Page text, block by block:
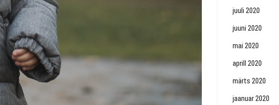
juuli 2020
juuni 2020
mai 2020
aprill 2020
märts 2020
jaanuar 2020